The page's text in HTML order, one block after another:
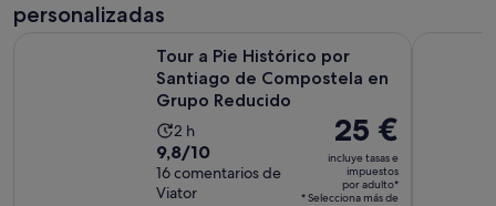
personalizadas
Tour a Pie Histórico por
Santiago de Compostela en
Grupo Reducido
La
duración
de
la
2 h
9.8
sobre
10
9,8/10
16 comentarios de
Viator
El
precio
es
de
25 €
incluye tasas e
impuestos
por adulto*
* Selecciona más de